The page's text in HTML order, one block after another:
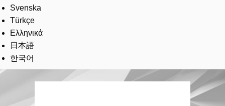
Svenska
Türkçe
Ελληνικά
日本語
한국어